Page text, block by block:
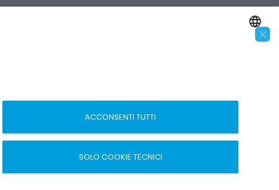
×
ACCONSENTI TUTTI
SOLO COOKIE TECNICI